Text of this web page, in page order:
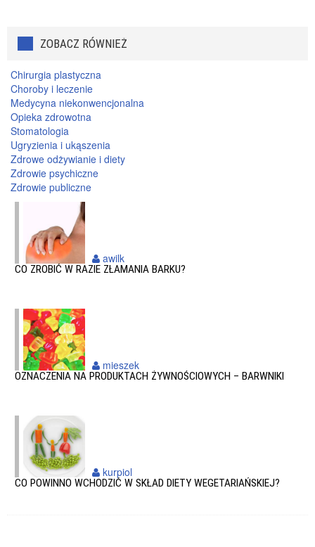
ZOBACZ RÓWNIEŻ
Chirurgia plastyczna
Choroby i leczenie
Medycyna niekonwencjonalna
Opieka zdrowotna
Stomatologia
Ugryzienia i ukąszenia
Zdrowe odżywianie i diety
Zdrowie psychiczne
Zdrowie publiczne
CO ZROBIĆ W RAZIE ZŁAMANIA BARKU?
awilk
OZNACZENIA NA PRODUKTACH ŻYWNOŚCIOWYCH – BARWNIKI
mieszek
CO POWINNO WCHODZIĆ W SKŁAD DIETY WEGETARIAŃSKIEJ?
kurpiol